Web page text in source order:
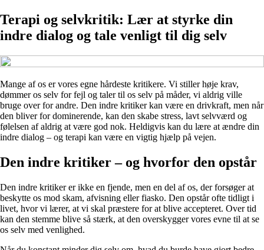
Terapi og selvkritik: Lær at styrke din
indre dialog og tale venligt til dig selv
Mange af os er vores egne hårdeste kritikere. Vi stiller høje krav,
dømmer os selv for fejl og taler til os selv på måder, vi aldrig ville
bruge over for andre. Den indre kritiker kan være en drivkraft, men når
den bliver for dominerende, kan den skabe stress, lavt selvværd og
følelsen af aldrig at være god nok. Heldigvis kan du lære at ændre din
indre dialog – og terapi kan være en vigtig hjælp på vejen.
Den indre kritiker – og hvorfor den opstår
Den indre kritiker er ikke en fjende, men en del af os, der forsøger at
beskytte os mod skam, afvisning eller fiasko. Den opstår ofte tidligt i
livet, hvor vi lærer, at vi skal præstere for at blive accepteret. Over tid
kan den stemme blive så stærk, at den overskygger vores evne til at se
os selv med venlighed.